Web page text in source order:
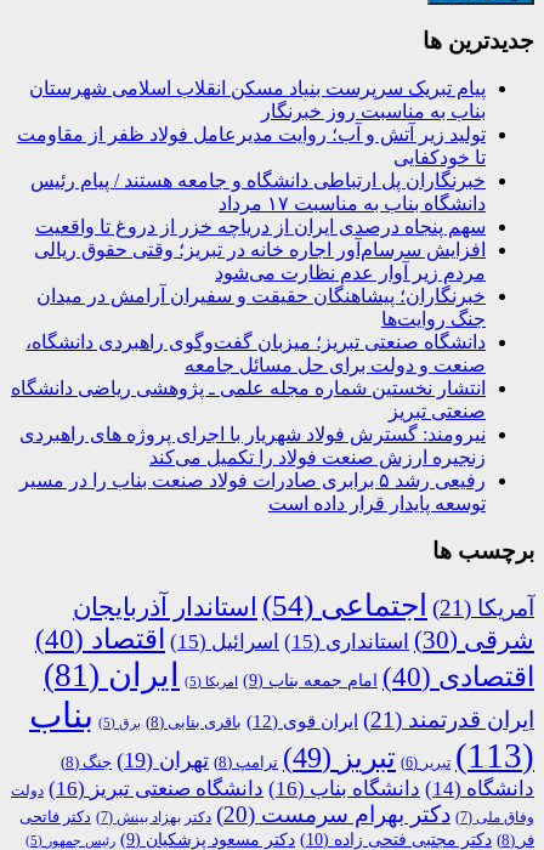
جديدترين ها
پیام تبریک سرپرست بنیاد مسکن انقلاب اسلامی شهرستان
بناب به مناسبت روز خبرنگار
تولید زیر آتش و آب؛ روایت مدیرعامل فولاد ظفر از مقاومت
تا خودکفایی
خبرنگاران پل ارتباطی دانشگاه و جامعه هستند / پیام رئیس
دانشگاه بناب به مناسبت ۱۷ مرداد
سهم پنجاه درصدی ایران از دریاچه خزر از دروغ تا واقعیت
افزایش سرسام‌آور اجاره خانه در تبریز؛ وقتی حقوق ریالی
مردم زیر آوار عدم نظارت می‌شود
خبرنگاران؛ پیشاهنگان حقیقت و سفیران آرامش در میدان
جنگ روایت‌ها
دانشگاه صنعتی تبریز؛ میزبان گفت‌وگوی راهبردی دانشگاه،
صنعت و دولت برای حل مسائل جامعه
انتشار نخستین شماره مجله علمی ـ پژوهشی ریاضی دانشگاه
صنعتی تبریز
نیرومند: گسترش فولاد شهریار با اجرای پروژه های راهبردی
زنجیره ارزش صنعت فولاد را تکمیل می‌کند
رفیعی رشد ۵ برابری صادرات فولاد صنعت بناب را در مسیر
توسعه پایدار قرار داده است
برچسب ها
آمریکا (21) اجتماعی (54)
استاندار آذربایجان
شرقی (30) استانداری (15) اسرائیل (15) اقتصاد (40)
اقتصادی (40) امام جمعه بناب (9) امریکا (5) ایران (81)
ایران قدرتمند (21) ایران قوی (12) باقری بنابی (8) برق (5)
بناب
(113)
تبریر (6) تبریز (49) ترامپ (8) تهران (19) جنگ (8)
دانشگاه (14) دانشگاه بناب (16) دانشگاه صنعتی تبریز (16)
دولت
وفاق ملی (7) دکتر بهرام سرمست (20) دکتر بهزاد بینش (7)
دکتر فاتحی
فر (8) دکتر مجتبی فتحی زاده (10) دکتر مسعود پزشکیان (9) رئیس جمهور (5)